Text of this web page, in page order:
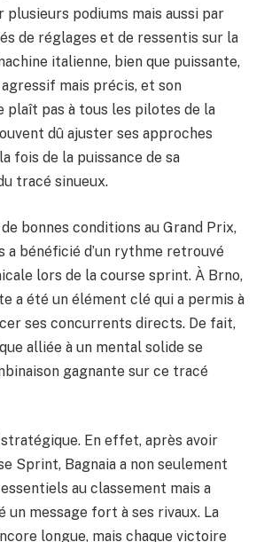
plusieurs podiums mais aussi par
de réglages et de ressentis sur la
italienne, bien que puissante,
mais précis, et son
plaît pas à tous les pilotes de la
dû ajuster ses approches
fois de la puissance de sa
tracé sinueux.
bonnes conditions au Grand Prix,
a bénéficié d’un rythme retrouvé
lors de la course sprint. À Brno,
a été un élément clé qui a permis à
ses concurrents directs. De fait,
alliée à un mental solide se
gagnante sur ce tracé
stratégique. En effet, après avoir
Sprint, Bagnaia a non seulement
au classement mais a
un message fort à ses rivaux. La
longue, mais chaque victoire